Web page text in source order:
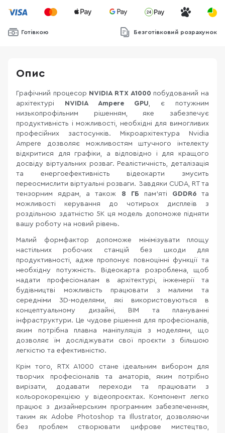
Готівкою Безготівковий розрахунок
Опис
Графічний процесор NVIDIA RTX A1000 побудований на
архітектурі NVIDIA Ampere GPU, є потужним
низькопрофільним рішенням, яке забезпечує
продуктивність і можливості, необхідні для вимогливих
професійних застосунків. Мікроархітектура Nvidia
Ampere дозволяє можливостям штучного інтелекту
відкритися для графіки, а відповідно і для кращого
досвіду віртуальних розваг. Реалістичність, деталізація
та енергоефективність відеокарти змусить
переосмислити віртуальні розваги. Завдяки CUDA, RT та
тензорним ядрам, а також 8 ГБ пам'яті GDDR6та
можливості керування до чотирьох дисплеїв з
роздільною здатністю 5K ця модель допоможе підняти
вашу роботу на новий рівень.
Малий формфактор допоможе мінімізувати площу
настільних робочих станцій без шкоди для
продуктивності, адже пропонує повноцінні функції та
необхідну потужність. Відеокарта розроблена, щоб
надати професіоналам в архітектурі, інженерії та
будівництві можливість працювати з малими та
середніми 3D-моделями, які використовуються в
концептуальному дизайні, BIM та плануванні
інфраструктури. Це чудове рішення для професіоналів,
яким потрібна плавна маніпуляція з моделями, що
дозволяє їм досліджувати свої проєкти з більшою
легкістю та ефективністю.
Крім того, RTX A1000 стане ідеальним вибором для
творчих професіоналів та аматорів, яким потрібно
вирізати, додавати переходи та працювати з
кольорокорекцією у відеопроєктах. Компонент легко
працює з дизайнерським програмним забезпеченням,
таким як Adobe Photoshop та Illustrator, дозволяючи
без проблем створювати цифрове мистецтво,